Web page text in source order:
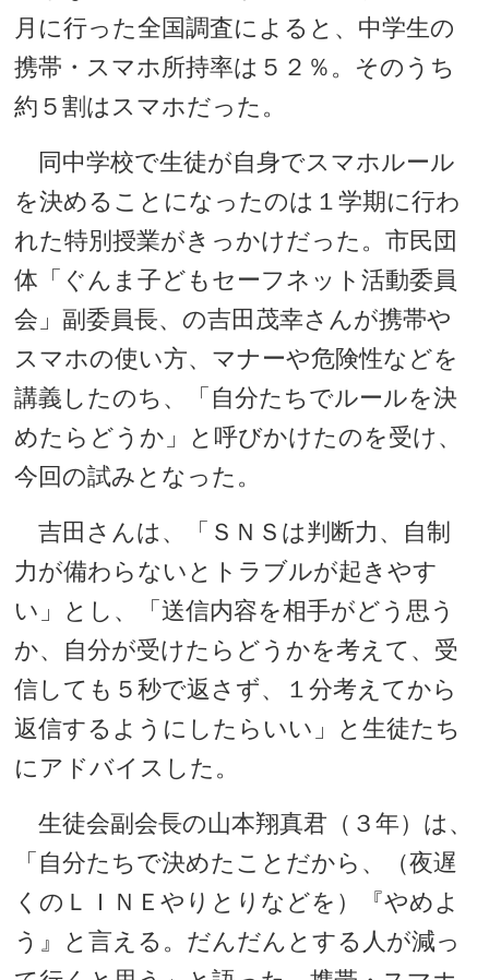
月に行った全国調査によると、中学生の
携帯・スマホ所持率は５２％。そのうち
約５割はスマホだった。
同中学校で生徒が自身でスマホルール
を決めることになったのは１学期に行わ
れた特別授業がきっかけだった。市民団
体「ぐんま子どもセーフネット活動委員
会」副委員長、の吉田茂幸さんが携帯や
スマホの使い方、マナーや危険性などを
講義したのち、「自分たちでルールを決
めたらどうか」と呼びかけたのを受け、
今回の試みとなった。
吉田さんは、「ＳＮＳは判断力、自制
力が備わらないとトラブルが起きやす
い」とし、「送信内容を相手がどう思う
か、自分が受けたらどうかを考えて、受
信しても５秒で返さず、１分考えてから
返信するようにしたらいい」と生徒たち
にアドバイスした。
生徒会副会長の山本翔真君（３年）は、
「自分たちで決めたことだから、（夜遅
くのＬＩＮＥやりとりなどを）『やめよ
う』と言える。だんだんとする人が減っ